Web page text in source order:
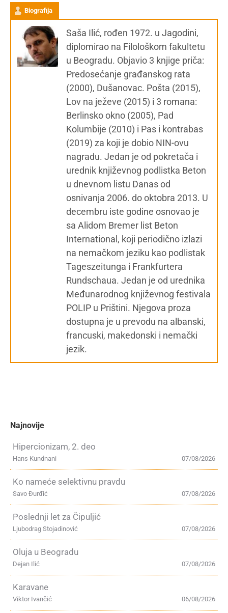
Biografija
Saša Ilić, rođen 1972. u Jagodini,
diplomirao na Filološkom fakultetu
u Beogradu. Objavio 3 knjige priča:
Predosećanje građanskog rata
(2000), Dušanovac. Pošta (2015),
Lov na ježeve (2015) i 3 romana:
Berlinsko okno (2005), Pad
Kolumbije (2010) i Pas i kontrabas
(2019) za koji je dobio NIN-ovu
nagradu. Jedan je od pokretača i
urednik književnog podlistka Beton
u dnevnom listu Danas od
osnivanja 2006. do oktobra 2013. U
decembru iste godine osnovao je
sa Alidom Bremer list Beton
International, koji periodično izlazi
na nemačkom jeziku kao podlistak
Tageszeitunga i Frankfurtera
Rundschaua. Jedan je od urednika
Međunarodnog književnog festivala
POLIP u Prištini. Njegova proza
dostupna je u prevodu na albanski,
francuski, makedonski i nemački
jezik.
Najnovije
Hipercionizam, 2. deo
07/08/2026
Hans Kundnani
Ko nameće selektivnu pravdu
07/08/2026
Savo Đurđić
Poslednji let za Čipuljić
07/08/2026
Ljubodrag Stojadinović
Oluja u Beogradu
07/08/2026
Dejan Ilić
Karavane
06/08/2026
Viktor Ivančić